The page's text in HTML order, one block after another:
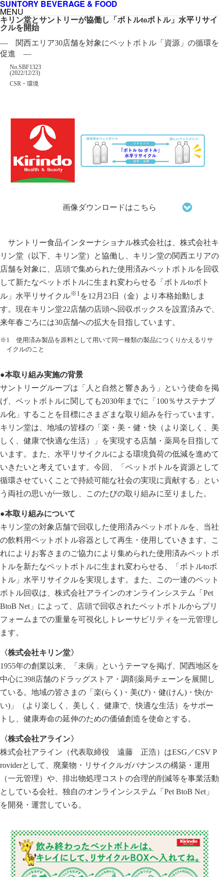
SUNTORY BEVERAGE & FOOD
MENU
キリン堂とサントリーが協働し「ボトルtoボトル」水平リサイ
クルを開始
― 関西エリア30店舗を対象にペットボトル「資源」の循環を
促進 ―
掲載番号
No.SBF1323
掲載日
(2022/12/23)
カテゴリー
CSR・環境
画像ダウンロードはこちら
サントリー食品インターナショナル株式会社は、株式会社キ
リン堂（以下、キリン堂）と協働し、キリン堂の関西エリアの
店舗を対象に、店頭で集められた使用済みペットボトルを回収
して新たなペットボトルに生まれ変わらせる「ボトルtoボト
ル」水平リサイクル※1 を12月23日（金）より本格始動しま
す。現在キリン堂22店舗の店頭へ回収ボックスを設置済みで、
来年春ごろには30店舗への拡大を目指しています。
※1 使用済み製品を原料として用いて同一種類の製品につくりかえるリサ
イクルのこと
●本取り組み実施の背景
サントリーグループは「人と自然と響きあう」という使命を掲
げ、ペットボトルに関しても2030年までに「100％サステナブ
ル化」することを目標にさまざまな取り組みを行っています。
キリン堂は、地域の皆様の「楽・美・健・快（より楽しく、美
しく、健康で快適な生活）」を実現する店舗・薬局を目指して
います。また、水平リサイクルによる環境負荷の低減を進めて
いきたいと考えています。今回、「ペットボトルを資源として
循環させていくことで持続可能な社会の実現に貢献する」とい
う両社の思いが一致し、このたびの取り組みに至りました。
●本取り組みについて
キリン堂の対象店舗で回収した使用済みペットボトルを、当社
の飲料用ペットボトル容器として再生・使用していきます。こ
れによりお客さまのご協力により集められた使用済みペットボ
トルを新たなペットボトルに生まれ変わらせる、「ボトルtoボ
トル」水平リサイクルを実現します。また、この一連のペット
ボトル回収は、株式会社アラインのオンラインシステム「Pet
BtoB Net」によって、店頭で回収されたペットボトルからプリ
フォームまでの重量を可視化しトレーサビリティを一元管理し
ます。
〈株式会社キリン堂〉
1955年の創業以来、「未病」というテーマを掲げ、関西地区を
中心に398店舗のドラッグストア・調剤薬局チェーンを展開し
ている。地域の皆さまの「楽(らく)・美(び)・健(けん)・快(か
い)」（より楽しく、美しく、健康で、快適な生活）をサポー
トし、健康寿命の延伸のための価値創造を使命とする。
〈株式会社アライン〉
株式会社アライン（代表取締役 遠藤 正浩）はESG／CSV P
roviderとして、廃棄物・リサイクルガバナンスの構築・運用
（一元管理）や、排出物処理コストの合理的削減等を事業活動
としている会社。独自のオンラインシステム「Pet BtoB Net」
を開発・運営している。